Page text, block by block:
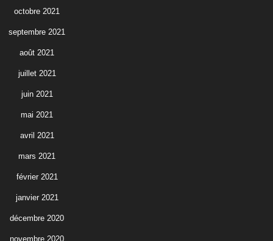
octobre 2021
septembre 2021
août 2021
juillet 2021
juin 2021
mai 2021
avril 2021
mars 2021
février 2021
janvier 2021
décembre 2020
novembre 2020